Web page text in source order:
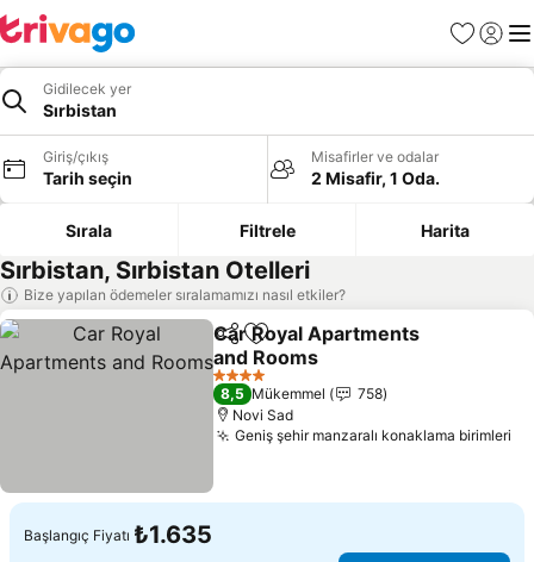
Favoriler
Giriş
Gidilecek yer
Sırbistan
Giriş/çıkış
Tarih seçin
Misafirler ve odalar
2 Misafir, 1 Oda.
Sırala Filtrele Harita
Sırbistan, Sırbistan Otelleri
Bize yapılan ödemeler sıralamamızı nasıl etkiler?
PaylaşFavorilerime ekle
Car Royal Apartments
and Rooms
Fiyatları görün
4 Yıldız
8,5 Mükemmel
758
Novi Sad
Geniş şehir manzaralı konaklama birimleri
Başlangıç Fiyatı ₺1.635